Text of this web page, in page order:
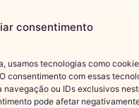
consentimento
usamos tecnologias como
consentimento com essas
ou IDs exclusivos
pode afetar